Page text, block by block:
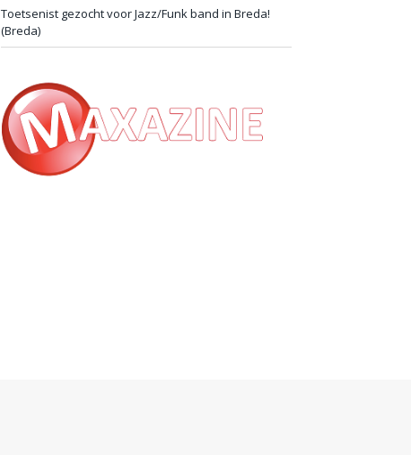
Toetsenist gezocht voor Jazz/Funk band in Breda!
(Breda)